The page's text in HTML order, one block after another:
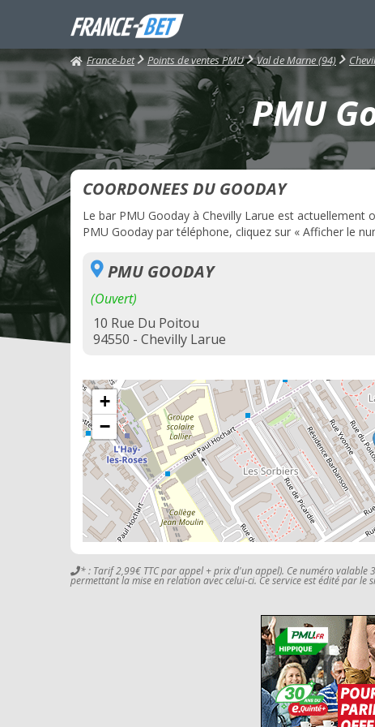
France-bet Points de ventes PMU Val de Marne (94)
PMU
COORDONEES DU GOODAY
Le bar PMU Gooday à Chevilly Larue est
PMU Gooday par téléphone, cliquez sur « Afficher le
PMU GOODAY
(Ouvert)
10 Rue Du Poitou
94550 - Chevilly Larue
+
−
* : Tarif 2,99€ TTC par appel + prix d'un appel). Ce numéro
permettant la mise en relation avec celui-ci. Ce service est édité par le